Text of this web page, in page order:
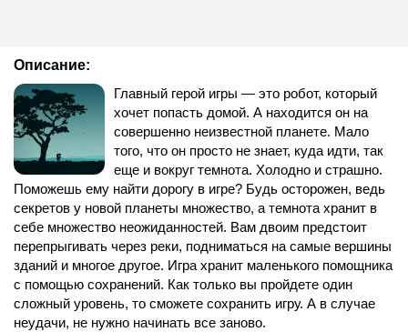
Описание:
Главный герой игры — это робот, который
хочет попасть домой. А находится он на
совершенно неизвестной планете. Мало
того, что он просто не знает, куда идти, так
еще и вокруг темнота. Холодно и страшно.
Поможешь ему найти дорогу в игре? Будь осторожен, ведь
секретов у новой планеты множество, а темнота хранит в
себе множество неожиданностей. Вам двоим предстоит
перепрыгивать через реки, подниматься на самые вершины
зданий и многое другое. Игра хранит маленького помощника
с помощью сохранений. Как только вы пройдете один
сложный уровень, то сможете сохранить игру. А в случае
неудачи, не нужно начинать все заново.